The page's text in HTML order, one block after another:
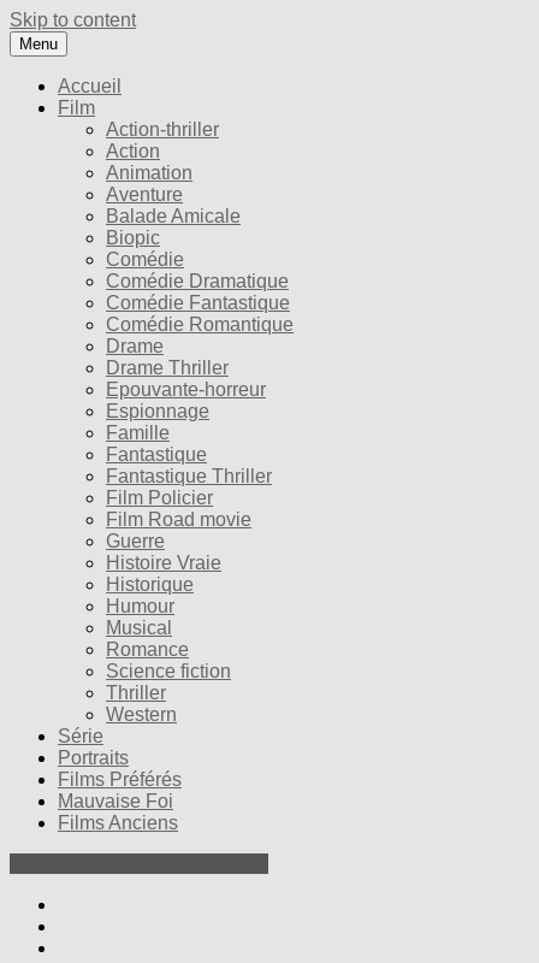
Skip to content
Menu
Accueil
Film
Action-thriller
Action
Animation
Aventure
Balade Amicale
Biopic
Comédie
Comédie Dramatique
Comédie Fantastique
Comédie Romantique
Drame
Drame Thriller
Epouvante-horreur
Espionnage
Famille
Fantastique
Fantastique Thriller
Film Policier
Film Road movie
Guerre
Histoire Vraie
Historique
Humour
Musical
Romance
Science fiction
Thriller
Western
Série
Portraits
Films Préférés
Mauvaise Foi
Films Anciens